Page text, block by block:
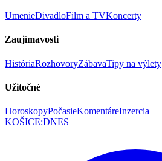
UmenieDivadloFilm a TVKoncerty
Zaujímavosti
HistóriaRozhovoryZábavaTipy na výlety
Užitočné
HoroskopyPočasieKomentáreInzercia
KOŠICE:DNES